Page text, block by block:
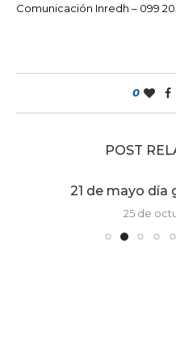
Comunicación Inredh – 099
0
POST
21 de mayo día
25 de octubre